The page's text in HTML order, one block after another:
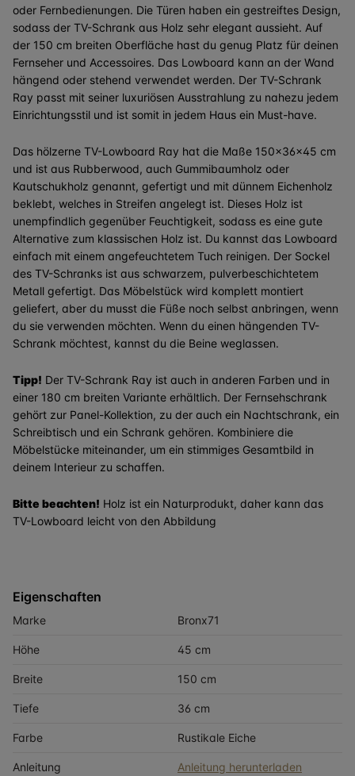
oder Fernbedienungen. Die Türen haben ein gestreiftes Design,
sodass der TV-Schrank aus Holz sehr elegant aussieht. Auf
der 150 cm breiten Oberfläche hast du genug Platz für deinen
Fernseher und Accessoires. Das Lowboard kann an der Wand
hängend oder stehend verwendet werden. Der TV-Schrank
Ray passt mit seiner luxuriösen Ausstrahlung zu nahezu jedem
Einrichtungsstil und ist somit in jedem Haus ein Must-have.
Das hölzerne TV-Lowboard Ray hat die Maße 150x36x45 cm
und ist aus Rubberwood, auch Gummibaumholz oder
Kautschukholz genannt, gefertigt und mit dünnem Eichenholz
beklebt, welches in Streifen angelegt ist. Dieses Holz ist
unempfindlich gegenüber Feuchtigkeit, sodass es eine gute
Alternative zum klassischen Holz ist. Du kannst das Lowboard
einfach mit einem angefeuchtetem Tuch reinigen. Der Sockel
des TV-Schranks ist aus schwarzem, pulverbeschichtetem
Metall gefertigt. Das Möbelstück wird komplett montiert
geliefert, aber du musst die Füße noch selbst anbringen, wenn
du sie verwenden möchten. Wenn du einen hängenden TV-
Schrank möchtest, kannst du die Beine weglassen.
Tipp! Der TV-Schrank Ray ist auch in anderen Farben und in
einer 180 cm breiten Variante erhältlich. Der Fernsehschrank
gehört zur Panel-Kollektion, zu der auch ein Nachtschrank, ein
Schreibtisch und ein Schrank gehören. Kombiniere die
Möbelstücke miteinander, um ein stimmiges Gesamtbild in
deinem Interieur zu schaffen.
Bitte beachten! Holz ist ein Naturprodukt, daher kann das
TV-Lowboard leicht von den Abbildung
Eigenschaften
Marke Bronx71
Höhe 45 cm
Breite 150 cm
Tiefe 36 cm
Farbe Rustikale Eiche
Anleitung Anleitung herunterladen